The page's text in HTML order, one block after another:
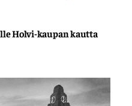
Holvi-kaupan kautta